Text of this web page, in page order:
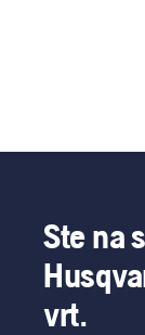
Ste na
vrt.